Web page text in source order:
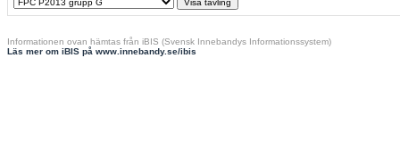
Informationen ovan hämtas från iBIS (Svensk Innebandys Informationssystem)
Läs mer om iBIS på www.innebandy.se/ibis